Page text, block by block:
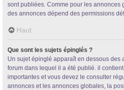
sont publiées. Comme pour les
des annonces dépend des permissions
Haut
Que sont les sujets épinglés ?
Un sujet épinglé apparaît en dessous des
forum dans lequel il a été publié. il
importantes et vous devez le consulter
annonces et les annonces globales, la